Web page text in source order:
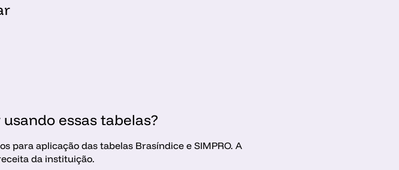
essas tabelas?
para aplicação das tabelas Brasíndice e SIMPRO. A
da instituição.